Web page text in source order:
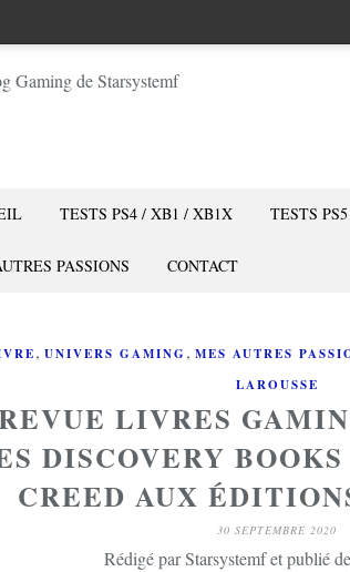
TESTS PS4 / XB1 / XB1X TESTS
PASSIONS CONTACT
, UNIVERS GAMING , MES AUTRES
LAROUSSE
LIVRES
DISCOVERY
CREED AUX
30 SEPTEMBRE 2020
Rédigé par Starsystemf et publié